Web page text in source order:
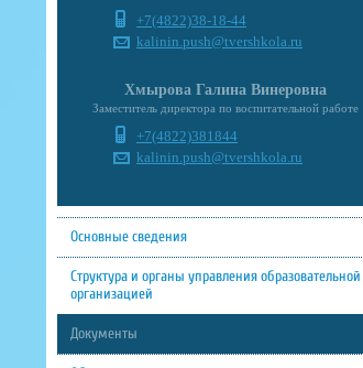
+7(4822)38-18-44
kalinin.push@tvershkola.ru
Хмырова Галина Винеровна
Заместитель директора по воспитательной работе
+7(4822)381844
kalinin.push@tvershkola.ru
Основные сведения
Структура и органы управления образовательной
организацией
Документы